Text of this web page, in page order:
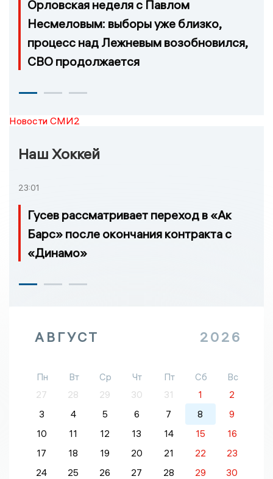
Орловская неделя с Павлом
Несмеловым: выборы уже близко,
процесс над Лежневым возобновился,
СВО продолжается
Новости СМИ2
Наш Хоккей
23:01
Гусев рассматривает переход в «Ак
Барс» после окончания контракта с
«Динамо»
АВГУСТ 2026
Пн Вт Ср Чт Пт Сб
Вс
27
28 29 30 31 1
2
3
4 5 6 7 8
9
10
11 12 13 14 15
16
17
18 19 20 21 22
23
24
25 26 27 28 29
30